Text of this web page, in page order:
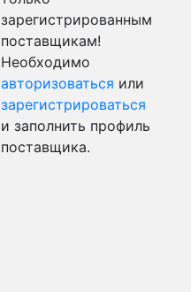
зарегистрированным
поставщикам!
Необходимо
авторизоваться или
зарегистрироваться
и заполнить профиль
поставщика.